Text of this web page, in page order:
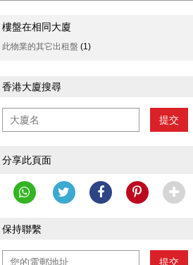
樓盤在相同大廈
此物業的其它出租盤 (1)
香港大廈搜尋
提交
分享此頁面
保持聯繫
提交